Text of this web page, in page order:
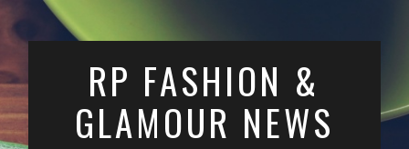
RP FASHION &
GLAMOUR NEWS